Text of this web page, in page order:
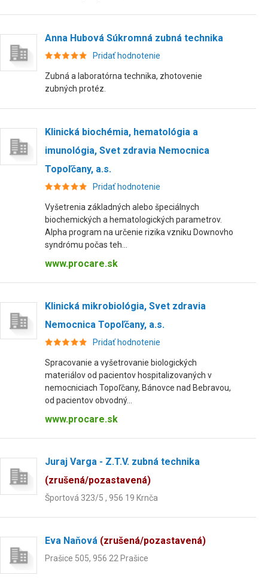
Anna Hubová Súkromná zubná technika
Pridať hodnotenie
Zubná a laboratórna technika, zhotovenie
zubných protéz.
Klinická biochémia, hematológia a
imunológia, Svet zdravia Nemocnica
Topoľčany, a.s.
Pridať hodnotenie
Vyšetrenia základných alebo špeciálnych
biochemických a hematologických parametrov.
Alpha program na určenie rizika vzniku Downovho
syndrómu počas teh...
www.procare.sk
Klinická mikrobiológia, Svet zdravia
Nemocnica Topoľčany, a.s.
Pridať hodnotenie
Spracovanie a vyšetrovanie biologických
materiálov od pacientov hospitalizovaných v
nemocniciach Topoľčany, Bánovce nad Bebravou,
od pacientov obvodný...
www.procare.sk
Juraj Varga - Z.T.V. zubná technika
(zrušená/pozastavená)
Športová 323/5 , 956 19 Krnča
Eva Naňová (zrušená/pozastavená)
Prašice 505, 956 22 Prašice